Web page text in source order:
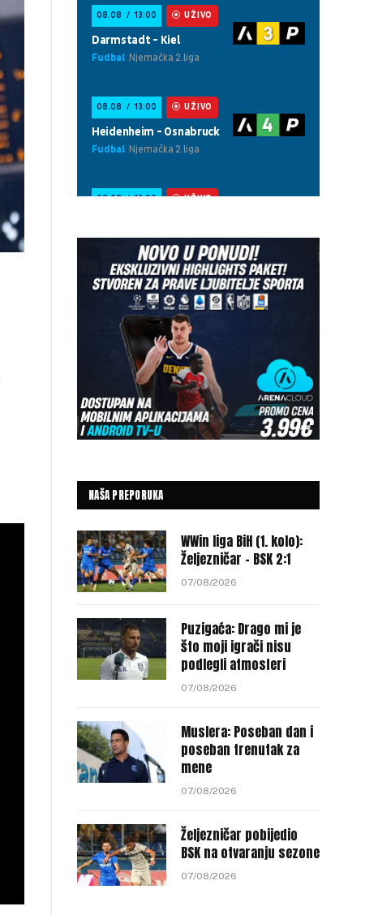
NAŠA PREPORUKA
WWin liga BiH (1. kolo):
Željezničar – BSK 2:1
07/08/2026
Puzigaća: Drago mi je
što moji igrači nisu
podlegli atmosferi
07/08/2026
Muslera: Poseban dan i
poseban trenutak za
mene
07/08/2026
Željezničar pobijedio
BSK na otvaranju sezone
07/08/2026